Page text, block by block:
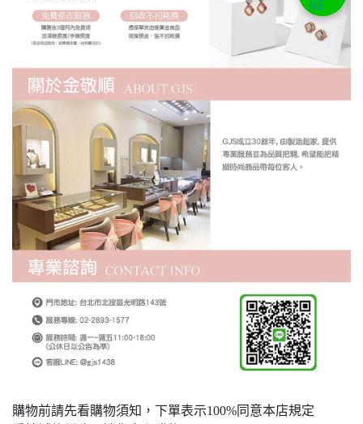
購物前請先看購物須知，下單表示100%同意本店規定